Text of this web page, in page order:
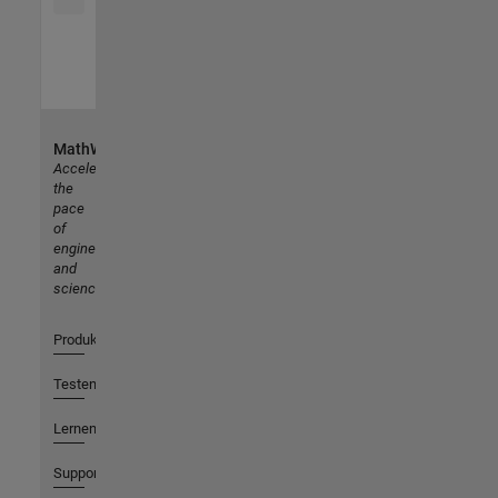
MathWorks
Accelerating
the
pace
of
engineering
and
science
Produkte
Testen oder Kaufen
Lernen
Support